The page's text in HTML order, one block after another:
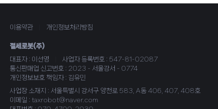
이용약관 개인정보처리방침
절세로봇(주)
대표자 : 이선영
사업자 등록번호 : 547-81-02087
통신판매업 신고번호 : 2023 - 서울강서 - 0774
개인정보보호 책임자 : 김유민
사업장 소재지 : 서울특별시 강서구 양천로 583, A동 406, 407, 408호
이메일 : taxrobot@naver.com